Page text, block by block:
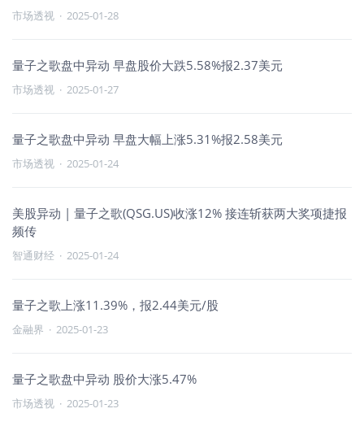
市场透视 · 2025-01-28
量子之歌盘中异动 早盘股价大跌5.58%报2.37美元
市场透视 · 2025-01-27
量子之歌盘中异动 早盘大幅上涨5.31%报2.58美元
市场透视 · 2025-01-24
美股异动 | 量子之歌(QSG.US)收涨12% 接连斩获两大奖项捷报
频传
智通财经 · 2025-01-24
量子之歌上涨11.39%，报2.44美元/股
金融界 · 2025-01-23
量子之歌盘中异动 股价大涨5.47%
市场透视 · 2025-01-23